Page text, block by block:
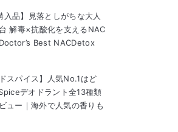
入品】見落としがちな大人
解毒×抗酸化を支えるNAC
Best NACDetox
ドスパイス】人気No.1はど
デオドラント全13種類
ュー｜海外で人気の香りも